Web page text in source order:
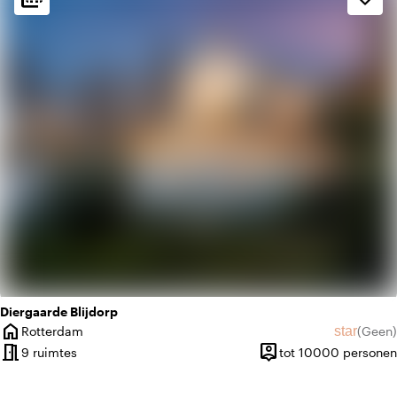
Diergaarde Blijdorp
home
Plaats
Rotterdam star(Geen)
Geen
meeting_room9 ruimtes person_pin
Capaciteit
tot 10000 personen
spa
Botanisch